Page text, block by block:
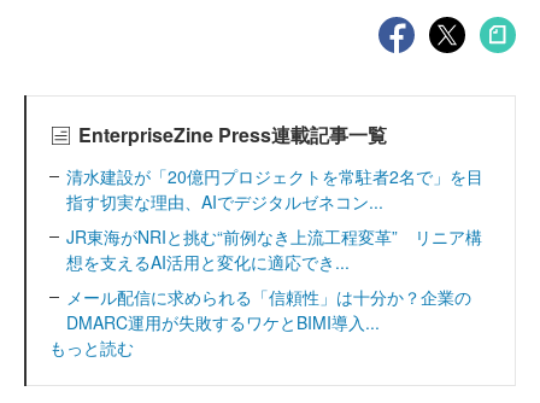
EnterpriseZine Press連載記事一覧
清水建設が「20億円プロジェクトを常駐者2名で」を目
指す切実な理由、AIでデジタルゼネコン...
JR東海がNRIと挑む“前例なき上流工程変革” リニア構
想を支えるAI活用と変化に適応でき...
メール配信に求められる「信頼性」は十分か？企業の
DMARC運用が失敗するワケとBIMI導入...
もっと読む